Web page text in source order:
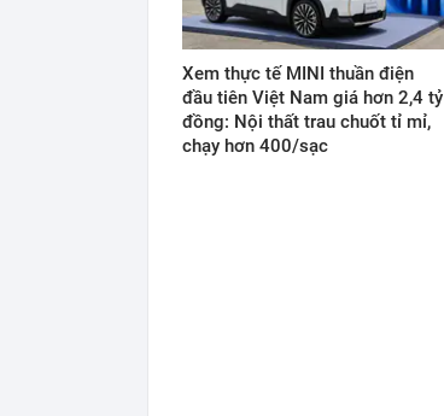
Xem thực tế MINI thuần điện
đầu tiên Việt Nam giá hơn 2,4 tỷ
đồng: Nội thất trau chuốt tỉ mỉ,
chạy hơn 400/sạc